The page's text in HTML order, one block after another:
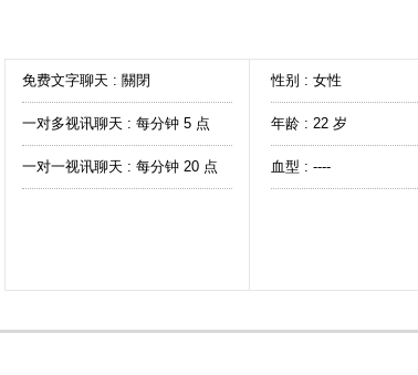
免费文字聊天 : 關閉
一对多视讯聊天 : 每分钟 5 点
一对一视讯聊天 : 每分钟 20 点
性别 : 女性
年龄 : 22 岁
血型 : ----